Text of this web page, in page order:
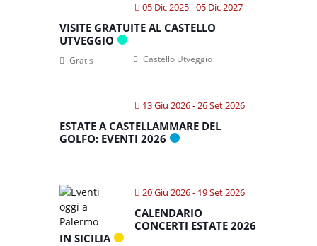
05 Dic 2025- 05 Dic 2027
VISITE GRATUITE AL CASTELLO
UTVEGGIO
Castello Utveggio
Gratis
13 Giu 2026- 26 Set 2026
ESTATE A CASTELLAMMARE DEL
GOLFO: EVENTI 2026
20 Giu 2026- 19 Set 2026
CALENDARIO
CONCERTI ESTATE 2026
IN SICILIA